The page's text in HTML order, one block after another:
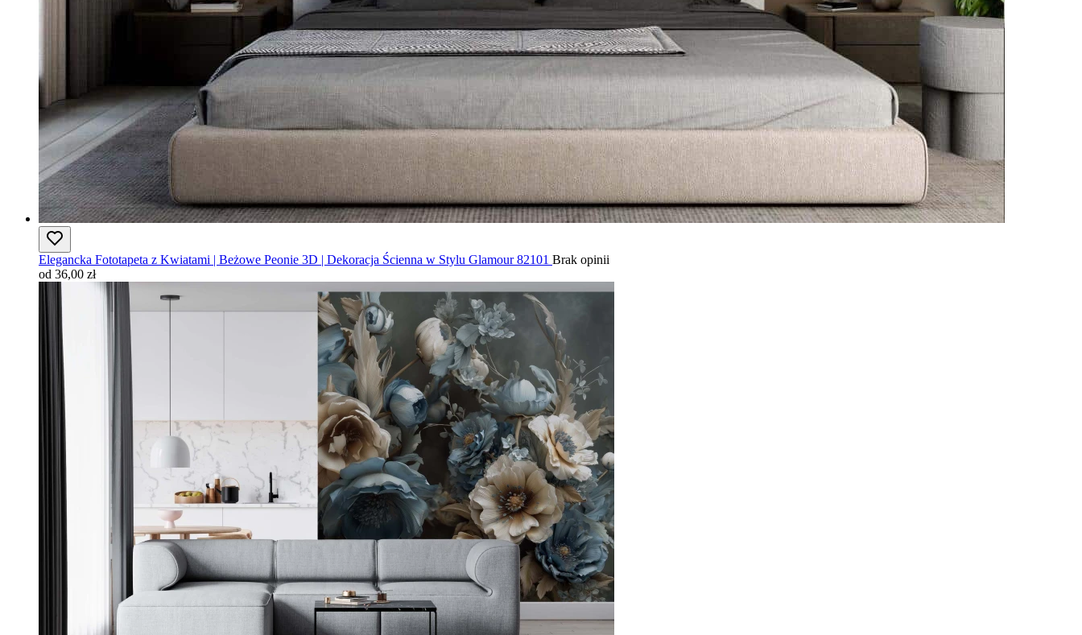
Elegancka Fototapeta z Kwiatami | Beżowe Peonie 3D | Dekoracja Ścienna w Stylu Glamour 82101 Brak opinii
od 36,00 zł